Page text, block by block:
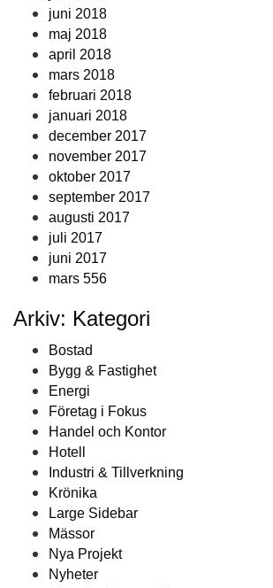
juni 2018
maj 2018
april 2018
mars 2018
februari 2018
januari 2018
december 2017
november 2017
oktober 2017
september 2017
augusti 2017
juli 2017
juni 2017
mars 556
Arkiv: Kategori
Bostad
Bygg & Fastighet
Energi
Företag i Fokus
Handel och Kontor
Hotell
Industri & Tillverkning
Krönika
Large Sidebar
Mässor
Nya Projekt
Nyheter